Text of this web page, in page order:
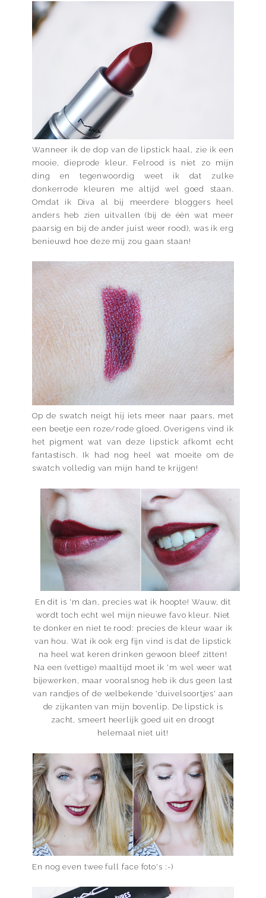
Wanneer ik de dop van de lipstick haal, zie ik een
mooie, dieprode kleur. Felrood is niet zo mijn
ding en tegenwoordig weet ik dat zulke
donkerrode kleuren me altijd wel goed staan.
Omdat ik Diva al bij meerdere bloggers heel
anders heb zien uitvallen (bij de één wat meer
paarsig en bij de ander juist weer rood), was ik erg
benieuwd hoe deze mij zou gaan staan!
Op de swatch neigt hij iets meer naar paars, met
een beetje een roze/rode gloed. Overigens vind ik
het pigment wat van deze lipstick afkomt echt
fantastisch. Ik had nog heel wat moeite om de
swatch volledig van mijn hand te krijgen!
En dit is 'm dan, precies wat ik hoopte! Wauw, dit
wordt toch echt wel mijn nieuwe favo kleur. Niet
te donker en niet te rood: precies de kleur waar ik
van hou. Wat ik ook erg fijn vind is dat de lipstick
na heel wat keren drinken gewoon bleef zitten!
Na een (vettige) maaltijd moet ik 'm wel weer wat
bijewerken, maar vooralsnog heb ik dus geen last
van randjes of de welbekende 'duivelsoortjes' aan
de zijkanten van mijn bovenlip. De lipstick is
zacht, smeert heerlijk goed uit en droogt
helemaal niet uit!
En nog even twee full face foto's :-)